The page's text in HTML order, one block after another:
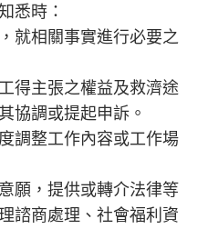
悉時：
就相關事實進行必要之
得主張之權益及救濟途
協調或提起申訴。
調整工作內容或工作場
願，提供或轉介法律等
諮商處理、社會福利資